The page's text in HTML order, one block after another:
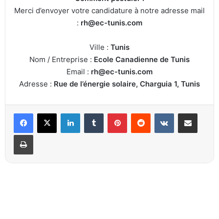
Merci d’envoyer votre candidature à notre adresse mail
: rh@ec-tunis.com
Ville : Tunis
Nom / Entreprise : Ecole Canadienne de Tunis
Email : rh@ec-tunis.com
Adresse : Rue de l’énergie solaire, Charguia 1, Tunis
LinkedinTumblr PinterestReddit VKontaktePartager par email
Imprimer